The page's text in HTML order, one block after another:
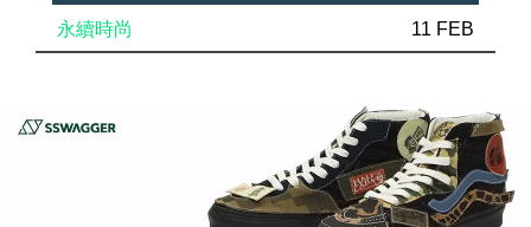
永續時尚 11 FEB